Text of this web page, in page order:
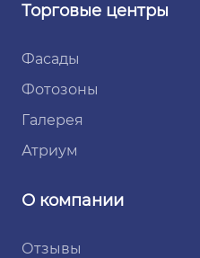
Торговые центры
Фасады
Фотозоны
Галерея
Атриум
О компании
Отзывы